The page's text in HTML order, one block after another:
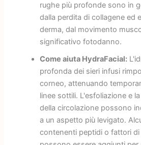
rughe più profonde sono in
dalla perdita di collagene ed
derma, dal movimento
significativo fotodanno.
Come aiuta HydraFacial:
profonda dei sieri infusi
corneo, attenuando
linee sottili. L'esfoliazione e
della circolazione possono
a un aspetto più levigato.
contenenti peptidi o fattori di